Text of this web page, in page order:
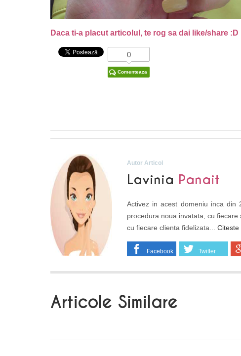
Daca ti-a placut articolul, te rog sa dai like/share :D
0
Comenteaza
Autor Articol
Lavinia Panait
Activez in acest domeniu inca
procedura noua invatata, cu
cu fiecare clienta fidelizata... Citeste
Facebook Twitter
Articole Similare